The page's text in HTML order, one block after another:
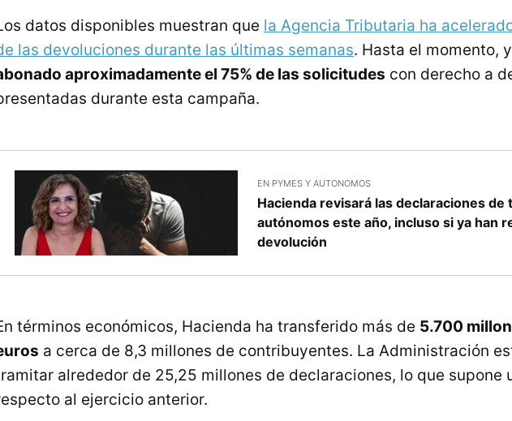
datos disponibles muestran que la Agencia Tributaria ha
las devoluciones durante las últimas semanas. Hasta el momento,
aproximadamente el 75% de las solicitudes con derecho a
durante esta campaña.
EN PYMES Y AUTONOMOS
Hacienda revisará las declaraciones de
autónomos este año, incluso si ya han
devolución
términos económicos, Hacienda ha transferido más de 5.700
a cerca de 8,3 millones de contribuyentes. La Administración
alrededor de 25,25 millones de declaraciones, lo que supone
al ejercicio anterior.